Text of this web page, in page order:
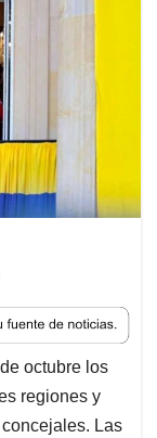
octubre los
regiones y
Las